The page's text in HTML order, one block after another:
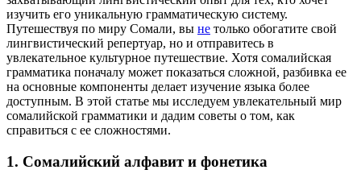
изучить его уникальную грамматическую систему.
Путешествуя по миру Сомали, вы не только обогатите свой
лингвистический репертуар, но и отправитесь в
увлекательное культурное путешествие. Хотя сомалийская
грамматика поначалу может показаться сложной, разбивка ее
на основные компоненты делает изучение языка более
доступным. В этой статье мы исследуем увлекательный мир
сомалийской грамматики и дадим советы о том, как
справиться с ее сложностями.
1. Сомалийский алфавит и фонетика